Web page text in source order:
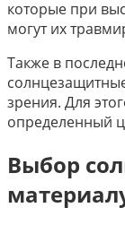
которые при
могут их
Также в
зрения. Для
определенный
Выбор